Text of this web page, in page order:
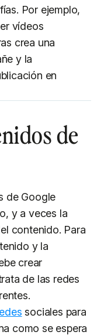
Por ejemplo,
vídeos
crea una
y la
en
de
de Google
y a veces la
contenido. Para
y la
crear
de las redes
sociales para
como se espera